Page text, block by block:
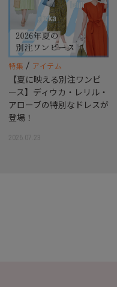
特集 / アイテム
【夏に映える別注ワンピ
ース】ディウカ・レリル・
アローブの特別なドレスが
登場！
2026.07.23